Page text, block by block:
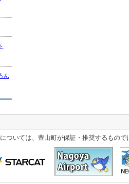
ん
ついては、豊山町が保証・推奨するもので